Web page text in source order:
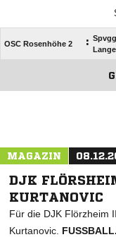
OSC Rosenhöhe 2 :
MAGAZIN
DJK
KURTANOVIC
Für die DJK Flörzheim
Kurtanovic.